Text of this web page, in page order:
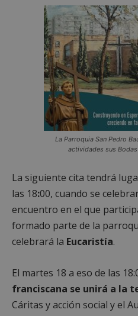
La Parroquia San Pedro
actividades sus
La siguiente cita tendrá
las 18:00, cuando se
encuentro en el que
formado parte de la
celebrará la Eucaristía.
El martes 18 a eso de las
franciscana se unirá a la
Cáritas y acción social y el